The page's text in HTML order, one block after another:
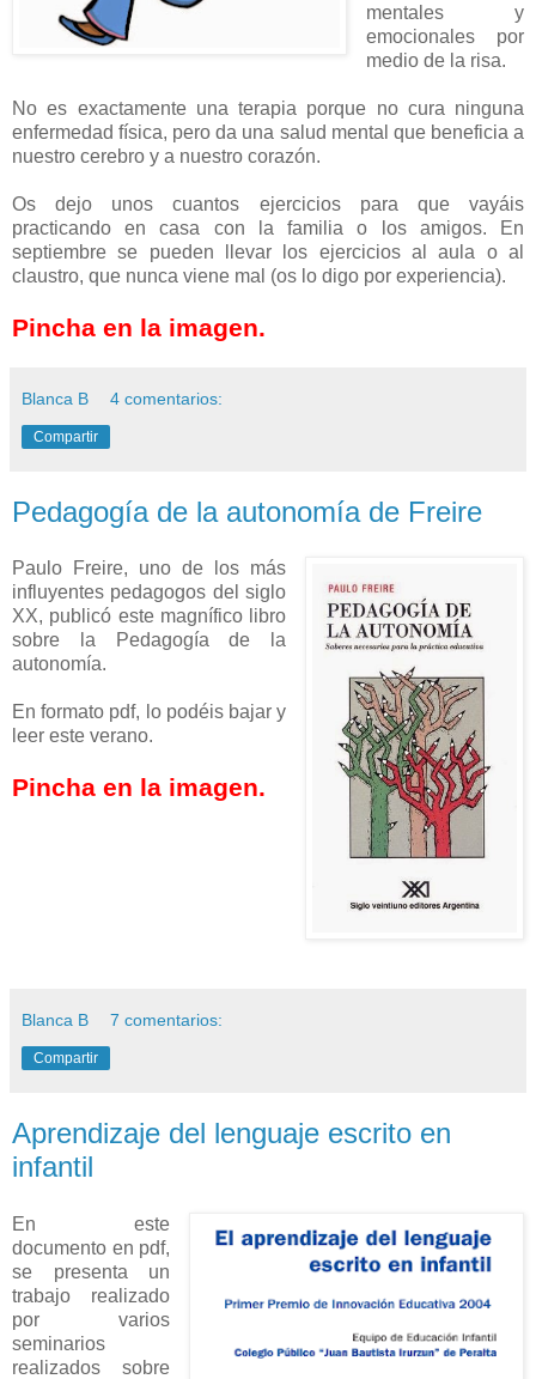
mentales y
emocionales por
medio de la risa.
No es exactamente una terapia porque no cura ninguna
enfermedad física, pero da una salud mental que beneficia a
nuestro cerebro y a nuestro corazón.
Os dejo unos cuantos ejercicios para que vayáis
practicando en casa con la familia o los amigos. En
septiembre se pueden llevar los ejercicios al aula o al
claustro, que nunca viene mal (os lo digo por experiencia).
Pincha en la imagen.
Blanca B 4 comentarios:
Compartir
Pedagogía de la autonomía de Freire
Paulo Freire, uno de los más
influyentes pedagogos del siglo
XX, publicó este magnífico libro
sobre la Pedagogía de la
autonomía.
En formato pdf, lo podéis bajar y
leer este verano.
Pincha en la imagen.
Blanca B 7 comentarios:
Compartir
Aprendizaje del lenguaje escrito en
infantil
En este
documento en pdf,
se presenta un
trabajo realizado
por varios
seminarios
realizados sobre